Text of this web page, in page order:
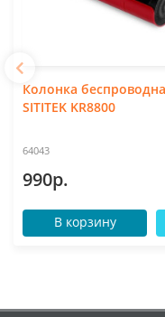
Колонка
SITITEK KR8800
64043
990р.
В корзину